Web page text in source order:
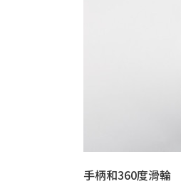
手柄和360度滑輪